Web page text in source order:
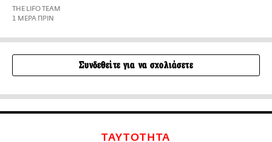
THE LIFO TEAM
1 ΜΕΡΑ ΠΡΙΝ
Συνδεθείτε για να σχολιάσετε
ΤΑΥΤΟΤΗΤΑ